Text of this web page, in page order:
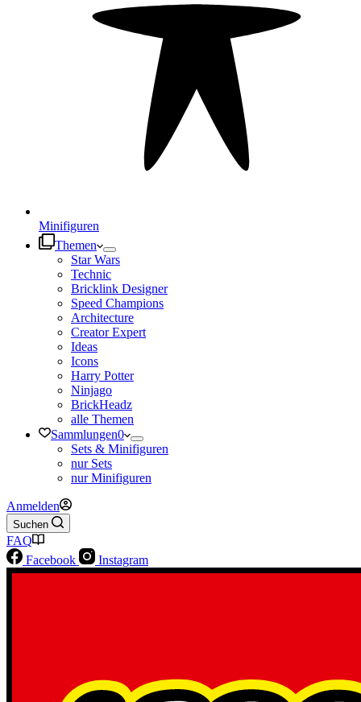
Minifiguren
Themen
Star Wars
Technic
Bricklink Designer
Speed Champions
Architecture
Creator Expert
Ideas
Icons
Harry Potter
Ninjago
BrickHeadz
alle Themen
Sammlungen0
Sets & Minifiguren
nur Sets
nur Minifiguren
Anmelden
Suchen
FAQ
Facebook
Instagram